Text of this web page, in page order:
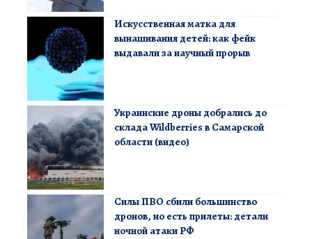
Искусственная матка для
вынашивания детей: как фейк
выдавали за научный прорыв
Украинские дроны добрались до
склада Wildberries в Самарской
области (видео)
Силы ПВО сбили большинство
дронов, но есть прилеты: детали
ночной атаки РФ